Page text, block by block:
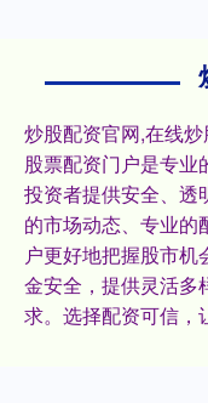
炒股配资官网,在线
股票配资门户是专业
投资者提供安全、透
的市场动态、专业的
户更好地把握股市
金安全，提供灵活多
求。选择配资可信，